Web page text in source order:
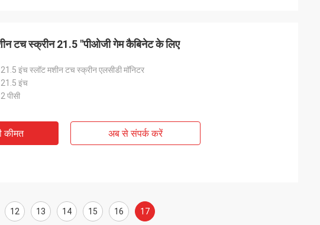
टच स्क्रीन 21.5 "पीओजी गेम कैबिनेट के लिए
21.5 इंच स्लॉट मशीन टच स्क्रीन एलसीडी मॉनिटर
21.5 इंच
2 पीसी
कीमत अब से संपर्क करें
12 13 14 15 16 17